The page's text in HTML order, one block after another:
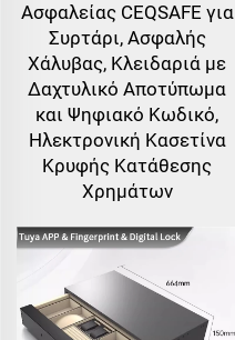
Ασφαλείας CEQSAFE για
Συρτάρι, Ασφαλής
Χάλυβας, Κλειδαριά με
Δαχτυλικό Αποτύπωμα
και Ψηφιακό Κωδικό,
Ηλεκτρονική Κασετίνα
Κρυφής Κατάθεσης
Χρημάτων